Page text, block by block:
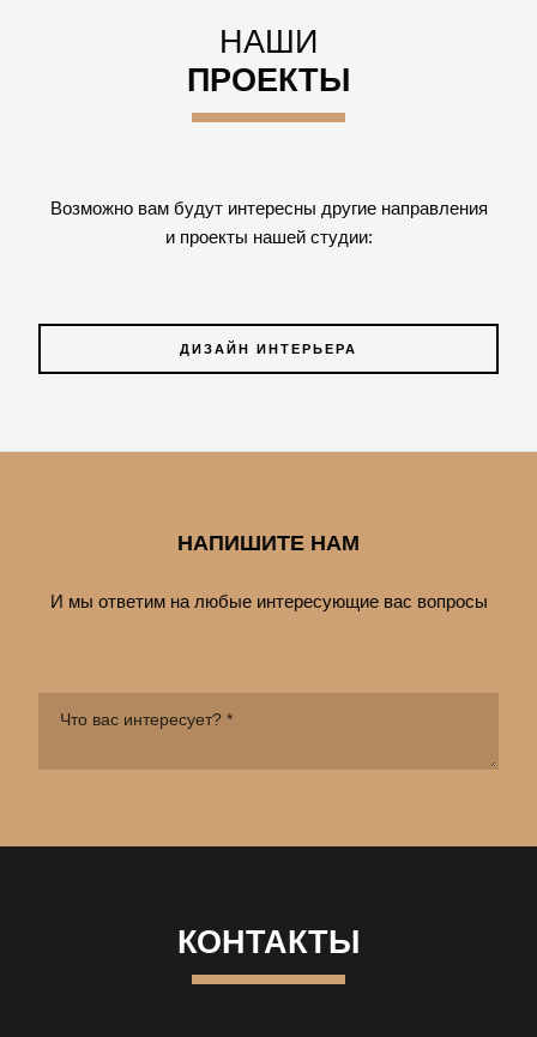
НАШИ
ПРОЕКТЫ
Возможно вам будут интересны другие направления
и проекты нашей студии:
ДИЗАЙН ИНТЕРЬЕРА
НАПИШИТЕ НАМ
И мы ответим на любые интересующие вас вопросы
КОНТАКТЫ